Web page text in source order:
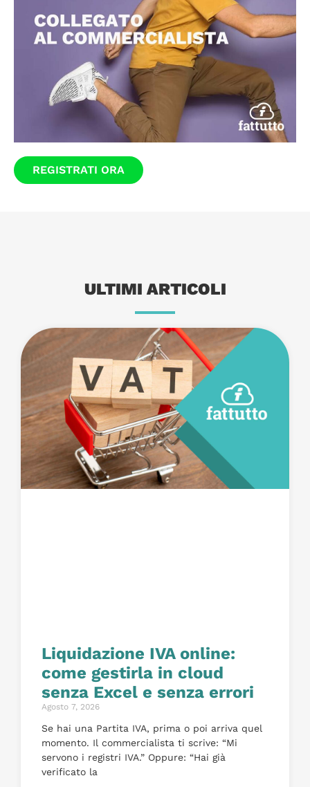
REGISTRATI ORA
ULTIMI ARTICOLI
Liquidazione IVA online:
come gestirla in cloud
senza Excel e senza errori
Agosto 7, 2026
Se hai una Partita IVA, prima o poi arriva quel
momento. Il commercialista ti scrive: “Mi
servono i registri IVA.” Oppure: “Hai già
verificato la